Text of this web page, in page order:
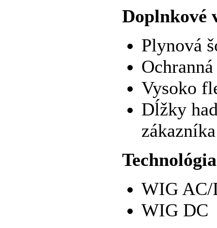
Doplnkové
Plynová
Vysoko
Dĺžky
WIG AC/
WIG DC